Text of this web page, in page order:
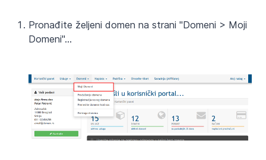
Pronađite željeni domen na strani "Domeni > Moji
Domeni"...